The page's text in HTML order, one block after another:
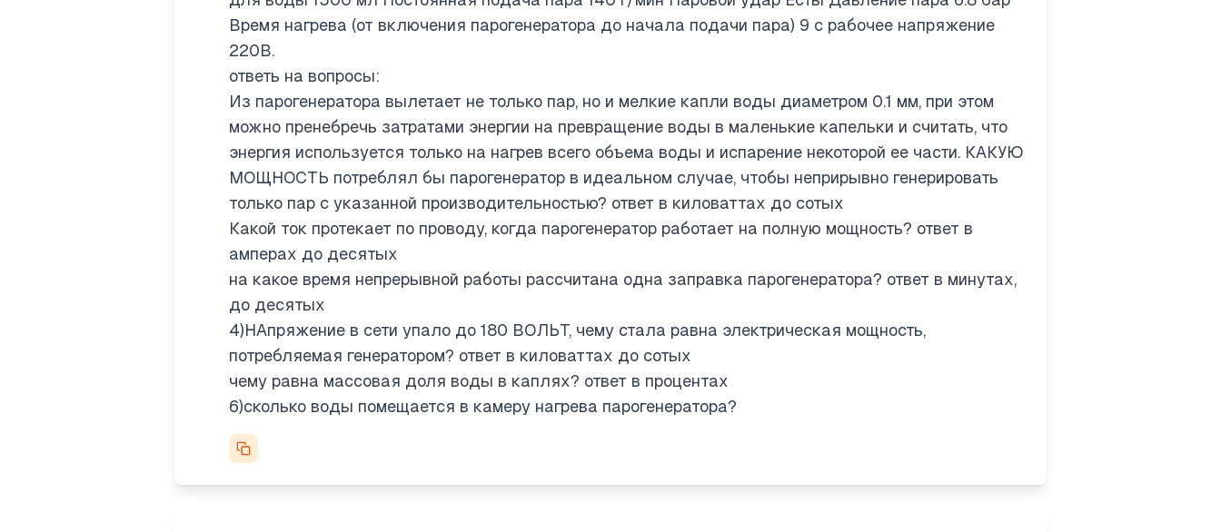
Время нагрева (от включения парогенератора до начала подачи пара) 9 с рабочее напряжение
220В.
ответь на вопросы:
Из парогенератора вылетает не только пар, но и мелкие капли воды диаметром 0.1 мм, при этом
можно пренебречь затратами энергии на превращение воды в маленькие капельки и считать, что
энергия используется только на нагрев всего объема воды и испарение некоторой ее части. КАКУЮ
МОЩНОСТЬ потреблял бы парогенератор в идеальном случае, чтобы неприрывно генерировать
только пар с указанной производительностью? ответ в киловаттах до сотых
Какой ток протекает по проводу, когда парогенератор работает на полную мощность? ответ в
амперах до десятых
на какое время непрерывной работы рассчитана одна заправка парогенератора? ответ в минутах,
до десятых
4)НАпряжение в сети упало до 180 ВОЛЬТ, чему стала равна электрическая мощность,
потребляемая генератором? ответ в киловаттах до сотых
чему равна массовая доля воды в каплях? ответ в процентах
6)сколько воды помещается в камеру нагрева парогенератора?